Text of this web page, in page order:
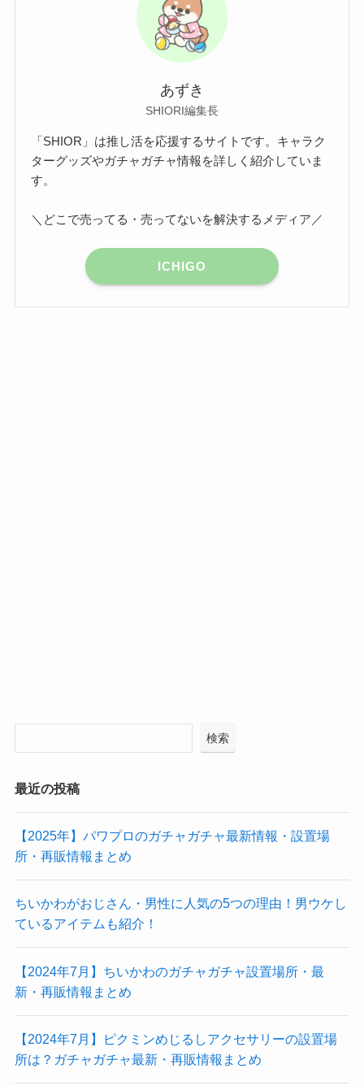
あずき
SHIORI編集長
「SHIOR」は推し活を応援するサイトです。キャラク
ターグッズやガチャガチャ情報を詳しく紹介していま
す。
＼どこで売ってる・売ってないを解決するメディア／
ICHIGO
検索
最近の投稿
【2025年】パワプロのガチャガチャ最新情報・設置場
所・再販情報まとめ
ちいかわがおじさん・男性に人気の5つの理由！男ウケし
ているアイテムも紹介！
【2024年7月】ちいかわのガチャガチャ設置場所・最
新・再販情報まとめ
【2024年7月】ピクミンめじるしアクセサリーの設置場
所は？ガチャガチャ最新・再販情報まとめ